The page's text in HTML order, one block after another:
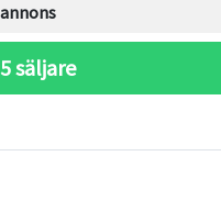
5 säljare